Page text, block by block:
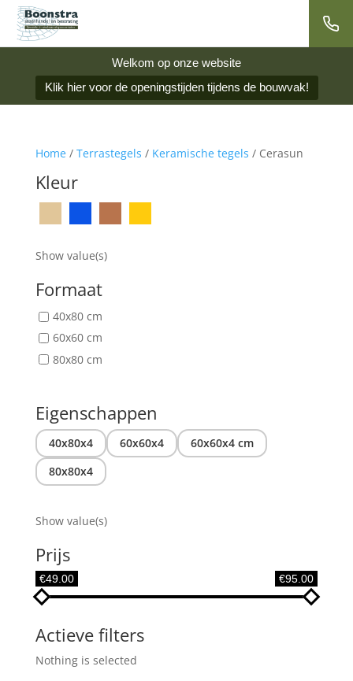
Welkom op onze website
Klik hier voor de openingstijden tijdens de bouwvak!
Home/ Terrastegels / Keramische tegels / Cerasun
Kleur
Show value(s)
Formaat
40x80 cm
60x60 cm
80x80 cm
Eigenschappen
40x80x4 60x60x4
60x60x4 cm
80x80x4
Show value(s)
Prijs
€49.00 €95.00
Actieve filters
Nothing is selected